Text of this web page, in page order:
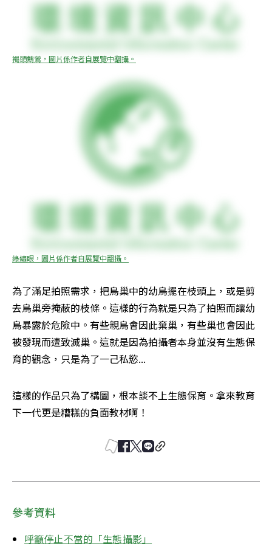
褐頭鷦鶯，圖片係作者自展覽中翻攝。
綠繡眼，圖片係作者自展覽中翻攝。
為了滿足拍照需求，把鳥巢中的幼鳥擺在枝頭上，或是剪
去鳥巢旁掩蔽的枝條。這樣的行為就是只為了拍照而讓幼
鳥暴露於危險中。有些親鳥會因此棄巢，有些巢也會因此
被發現而遭致滅巢。這就是因為拍攝者本身並沒有生態保
育的觀念，只是為了一己私慾...
這樣的作品只為了構圖，根本談不上生態保育。拿來教育
下一代更是糟糕的負面教材啊！
參考資料
呼籲停止不當的「生態攝影」